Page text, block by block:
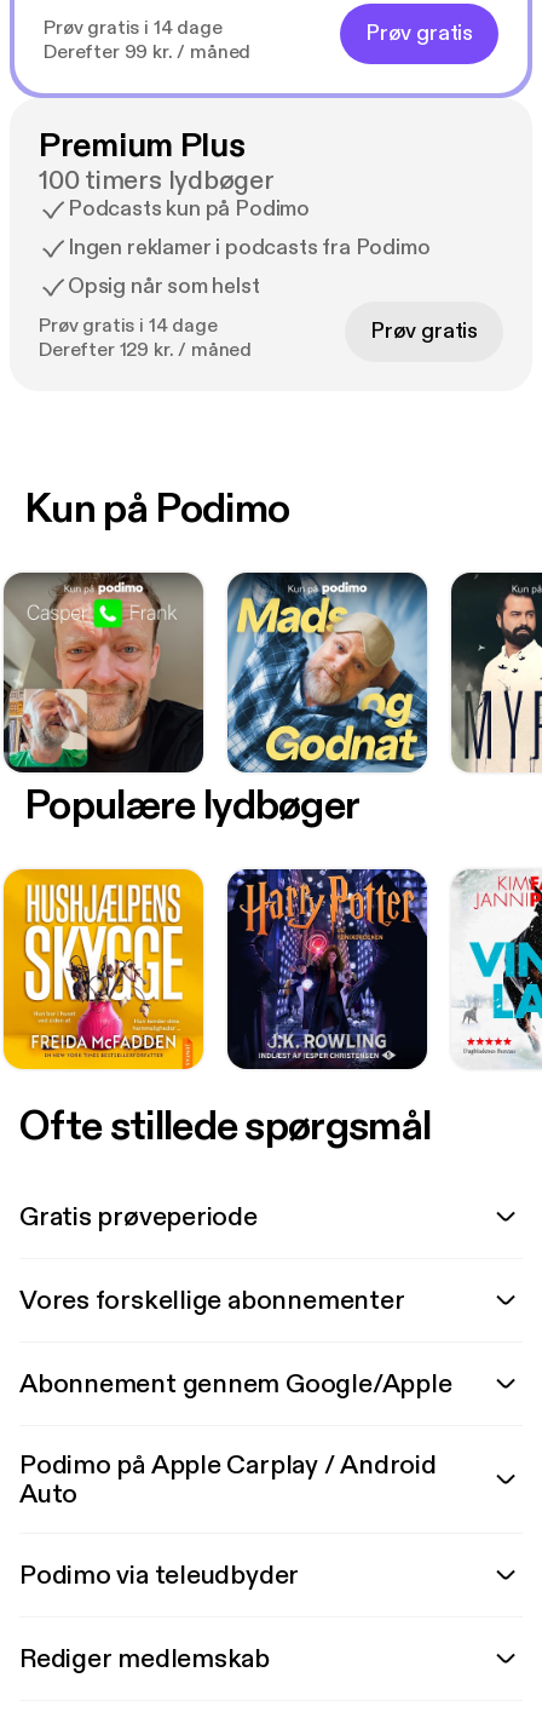
Prøv gratis i 14 dage
Derefter 99 kr. / måned
Prøv gratis
Premium Plus
100 timers lydbøger
Podcasts kun på Podimo
Ingen reklamer i podcasts fra Podimo
Opsig når som helst
Prøv gratis i 14 dage
Derefter 129 kr. / måned
Prøv gratis
Kun på Podimo
Populære lydbøger
Ofte stillede spørgsmål
Gratis prøveperiode
Vores forskellige abonnementer
Abonnement gennem Google/Apple
Podimo på Apple Carplay / Android
Auto
Podimo via teleudbyder
Rediger medlemskab